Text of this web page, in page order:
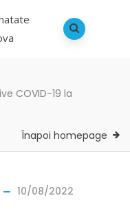
COVID-19 la
Înapoi homepage
10/08/2022